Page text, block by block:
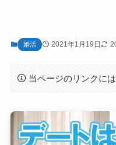
婚活 2021年1月19日
当ページのリンクに